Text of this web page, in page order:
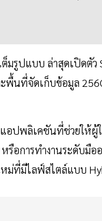
รูปแบบ ล่าสุดเปิดตัว
นที่จัดเก็บข้อมูล
อปพลิเคชันที่ช่วยให้ผู้
รือการทำงานระดับ
หม่ที่มีไลฟ์สไตล์แบบ